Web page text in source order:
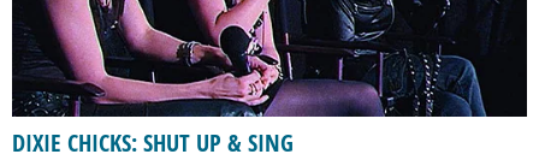
DIXIE CHICKS: SHUT UP & SING